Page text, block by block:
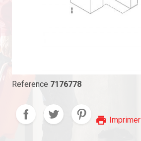
Reference 7176778
print Imprimer